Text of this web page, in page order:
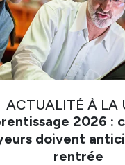
ACTUALITÉ À LA
2026 :
doivent
rentrée